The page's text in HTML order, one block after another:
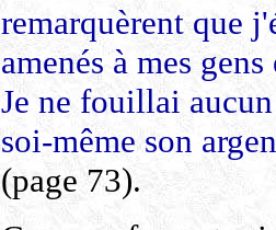
remarquèrent que
amenés à mes
Je ne fouillai
soi-même son
(page 73).